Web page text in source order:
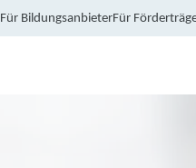
Für BildungsanbieterFür